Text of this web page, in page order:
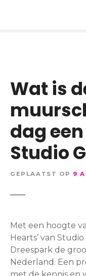
Wat is
dag
Studio
GEPLAATST OP 9
Met een hoogte
Hearts’ van
Dreespark de
Nederland. Een
met de kennis en